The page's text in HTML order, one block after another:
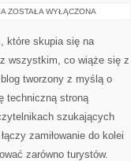
CIEKAWOSTKI
ZOSTAŁA WYŁĄCZONA
które skupia się na
wszystkim, co wiąże się z
tworzony z myślą o
techniczną stroną
szukających
zamiłowanie do kolei
zarówno turystów.